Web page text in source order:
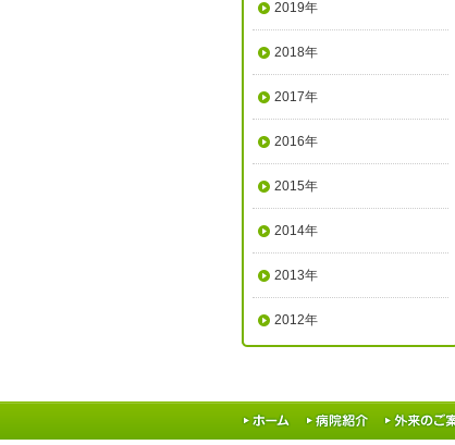
2019年
2018年
2017年
2016年
2015年
2014年
2013年
2012年